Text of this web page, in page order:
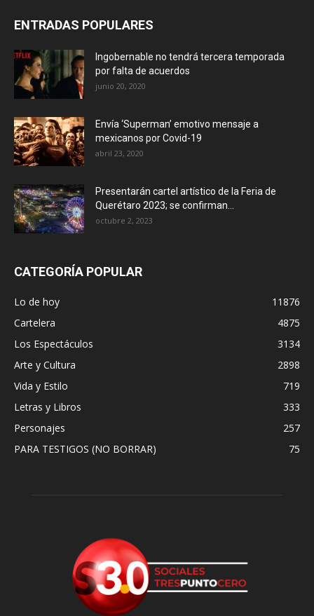
ENTRADAS POPULARES
Ingobernable no tendrá tercera temporada
por falta de acuerdos
junio 20, 2020
Envía ‘Superman’ emotivo mensaje a
mexicanos por Covid-19
abril 23, 2020
Presentarán cartel artístico de la Feria de
Querétaro 2023; se confirman...
octubre 2, 2023
CATEGORÍA POPULAR
Lo de hoy
11876
Cartelera
4875
Los Espectáculos
3134
Arte y Cultura
2898
Vida y Estilo
719
Letras y Libros
333
Personajes
257
PARA TESTIGOS (NO BORRAR)
75